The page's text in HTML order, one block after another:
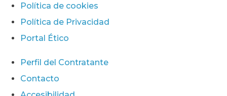
Política de cookies
Política de Privacidad
Portal Ético
Perfil del Contratante
Contacto